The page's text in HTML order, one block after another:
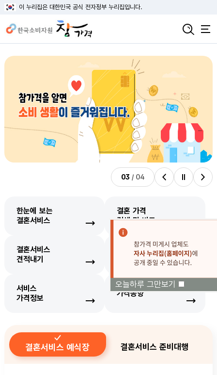
이 누리집은 대한민국 공식 전자정부 누리집입니다.
오늘하루 그만보기
03 / 04
한눈에 보는
결혼서비스
결혼 가격
검색 및 비교
결혼서비스
견적내기
생필품
가격정보
서비스
가격정보
가격동향
결혼서비스 예식장 결혼서비스 준비대행